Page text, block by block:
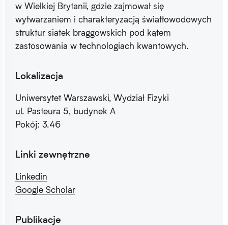
w Wielkiej Brytanii, gdzie zajmował się
wytwarzaniem i charakteryzacją światłowodowych
struktur siatek braggowskich pod kątem
zastosowania w technologiach kwantowych.
Lokalizacja
Uniwersytet Warszawski, Wydział Fizyki
ul. Pasteura 5, budynek A
Pokój: 3.46
Linki zewnętrzne
Linkedin
Google Scholar
Publikacje